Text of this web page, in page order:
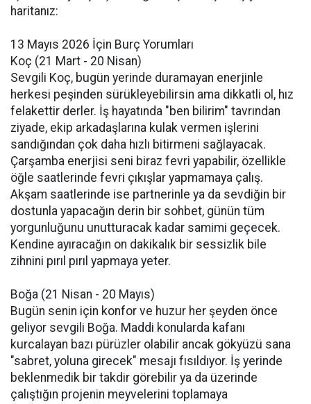
haritanız:
13 Mayıs 2026 İçin Burç Yorumları
Koç (21 Mart - 20 Nisan)
Sevgili Koç, bugün yerinde duramayan enerjinle
herkesi peşinden sürükleyebilirsin ama dikkatli ol, hız
felakettir derler. İş hayatında "ben bilirim" tavrından
ziyade, ekip arkadaşlarına kulak vermen işlerini
sandığından çok daha hızlı bitirmeni sağlayacak.
Çarşamba enerjisi seni biraz fevri yapabilir, özellikle
öğle saatlerinde fevri çıkışlar yapmamaya çalış.
Akşam saatlerinde ise partnerinle ya da sevdiğin bir
dostunla yapacağın derin bir sohbet, günün tüm
yorgunluğunu unutturacak kadar samimi geçecek.
Kendine ayıracağın on dakikalık bir sessizlik bile
zihnini pırıl pırıl yapmaya yeter.
Boğa (21 Nisan - 20 Mayıs)
Bugün senin için konfor ve huzur her şeyden önce
geliyor sevgili Boğa. Maddi konularda kafanı
kurcalayan bazı pürüzler olabilir ancak gökyüzü sana
"sabret, yoluna girecek" mesajı fısıldıyor. İş yerinde
beklenmedik bir takdir görebilir ya da üzerinde
çalıştığın projenin meyvelerini toplamaya